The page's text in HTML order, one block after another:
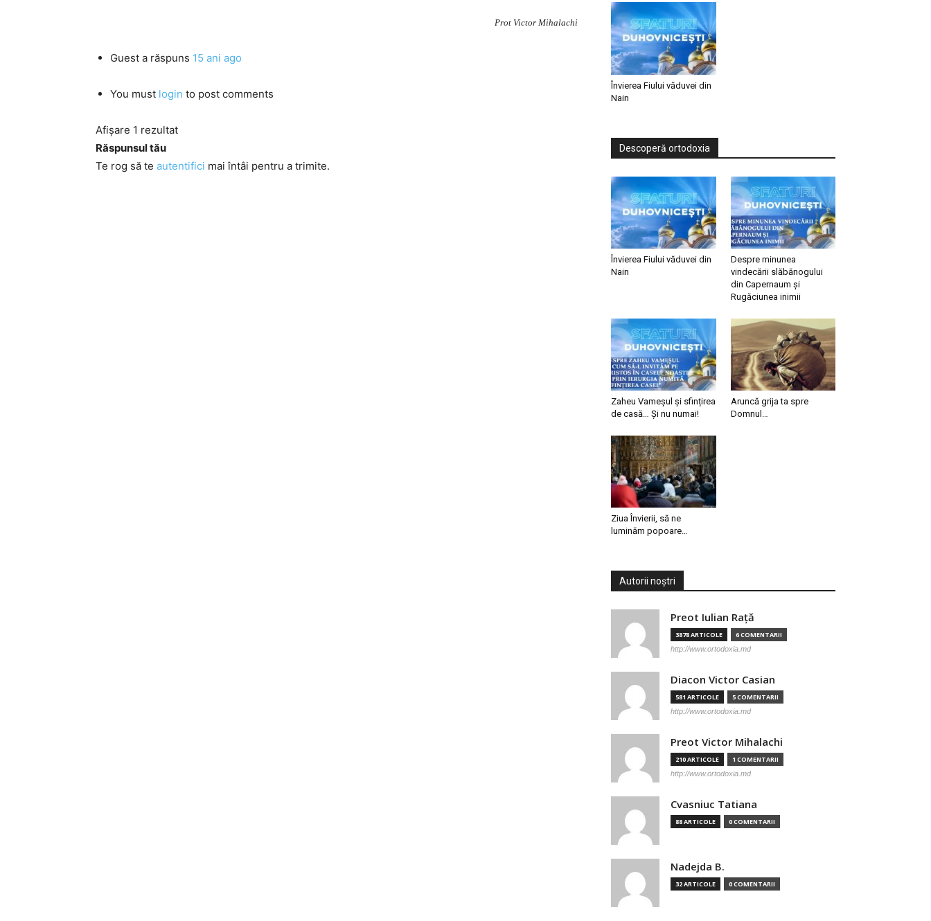
Prot Victor Mihalachi
Guest a răspuns 15 ani ago
You must login to post comments
Afișare 1 rezultat
Răspunsul tău
Te rog să te autentifici mai întâi pentru a trimite.
Învierea Fiului văduvei din
Nain
Descoperă ortodoxia
Învierea Fiului văduvei din
Nain
Despre minunea
vindecării slăbănogului
din Capernaum și
Rugăciunea inimii
Zaheu Vameșul și sfințirea
de casă… Și nu numai!
Aruncă grija ta spre
Domnul…
Ziua Învierii, să ne
luminăm popoare…
Autorii noștri
Preot Iulian Raţă
3878 ARTICOLE 6 COMENTARII
http://www.ortodoxia.md
Diacon Victor Casian
581 ARTICOLE 5 COMENTARII
http://www.ortodoxia.md
Preot Victor Mihalachi
210 ARTICOLE 1 COMENTARII
http://www.ortodoxia.md
Cvasniuc Tatiana
88 ARTICOLE 0 COMENTARII
Nadejda B.
32 ARTICOLE 0 COMENTARII